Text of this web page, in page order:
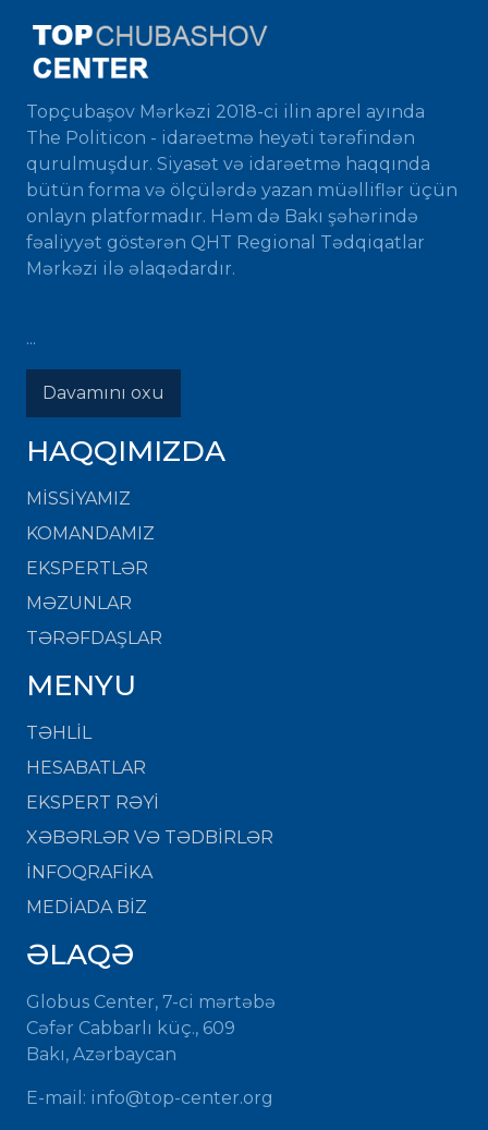
Topçubaşov Mərkəzi 2018-ci ilin aprel ayında
The Politicon - idarəetmə heyəti tərəfindən
qurulmuşdur. Siyasət və idarəetmə haqqında
bütün forma və ölçülərdə yazan müəlliflər üçün
onlayn platformadır. Həm də Bakı şəhərində
fəaliyyət göstərən QHT Regional Tədqiqatlar
Mərkəzi ilə əlaqədardır.
...
Davamını oxu
HAQQIMIZDA
MISSIYAMIZ
KOMANDAMIZ
EKSPERTLƏR
MƏZUNLAR
TƏRƏFDAŞLAR
MENYU
TƏHLİL
HESABATLAR
EKSPERT RƏYİ
XƏBƏRLƏR VƏ TƏDBİRLƏR
İNFOQRAFİKA
MEDİADA BİZ
ƏLAQƏ
Globus Center, 7-ci mərtəbə
Cəfər Cabbarlı küç., 609
Bakı, Azərbaycan
E-mail: info@top-center.org